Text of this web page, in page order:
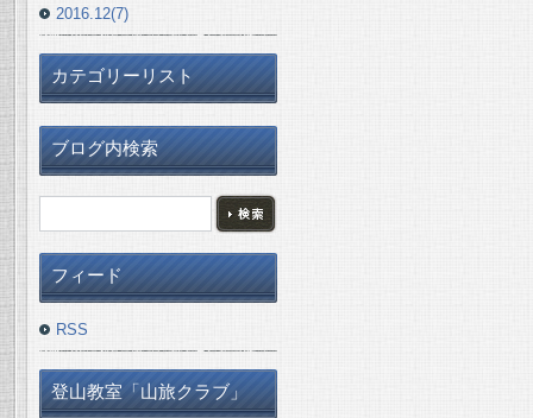
2016.12(7)
カテゴリーリスト
ブログ内検索
フィード
RSS
登山教室「山旅クラブ」